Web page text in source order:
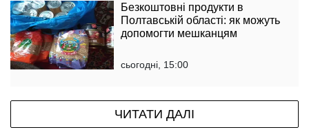
Безкоштовні продукти в
Полтавській області: як можуть
допомогти мешканцям
сьогодні, 15:00
ЧИТАТИ ДАЛІ